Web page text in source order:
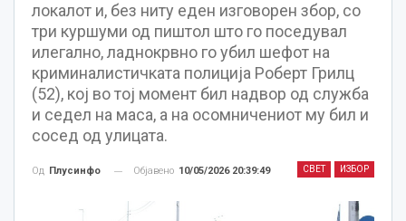
локалот и, без ниту еден изговорен збор, со
три куршуми од пиштол што го поседувал
илегално, ладнокрвно го убил шефот на
криминалистичката полиција Роберт Грилц
(52), кој во тој момент бил надвор од служба
и седел на маса, а на осомничениот му бил и
сосед од улицата.
СВЕТ ИЗБОР
Од Плусинфо Објавено 10/05/2026 20:39:49